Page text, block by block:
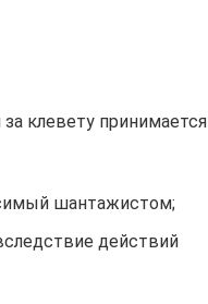
клевету принимается
шантажистом;
действий